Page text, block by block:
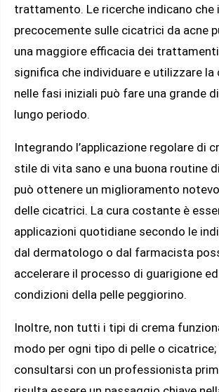
trattamento. Le ricerche indicano che
precocemente sulle cicatrici da acne
una maggiore efficacia dei
significa che individuare e utilizzare
nelle fasi iniziali può fare una grande
lungo periodo.
Integrando l’applicazione regolare di
stile di vita sano e una buona routine
può ottenere un miglioramento
delle cicatrici. La cura costante è
applicazioni quotidiane secondo le
dal dermatologo o dal farmacista
accelerare il processo di guarigione
condizioni della pelle peggiorino.
Inoltre, non tutti i tipi di crema
modo per ogni tipo di pelle o cicatrice;
consultarsi con un professionista